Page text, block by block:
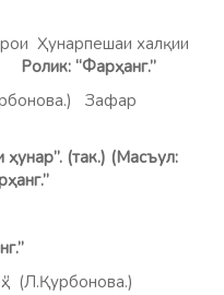
халқии
Ролик: “Фарҳанг.”
Зафар
ҳунар”. (так.) (Масъул: